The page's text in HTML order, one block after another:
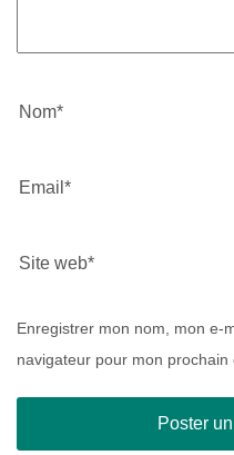
Enregistrer mon nom, mon e-
navigateur pour mon prochain